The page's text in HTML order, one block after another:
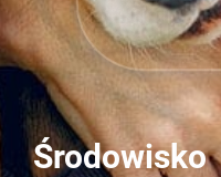
Środowisko